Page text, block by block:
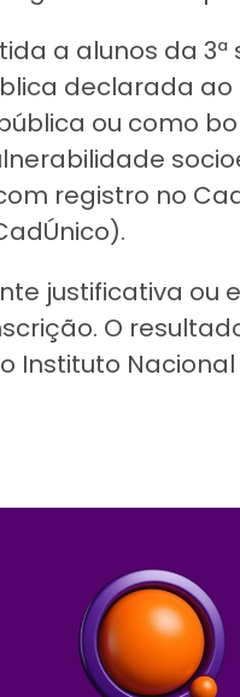
a alunos da
declarada ao
ou como
registro no
justificativa ou
O
Instituto